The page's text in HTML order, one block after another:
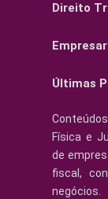
Direito
Últimas
Física e
de
fiscal,
negócios.